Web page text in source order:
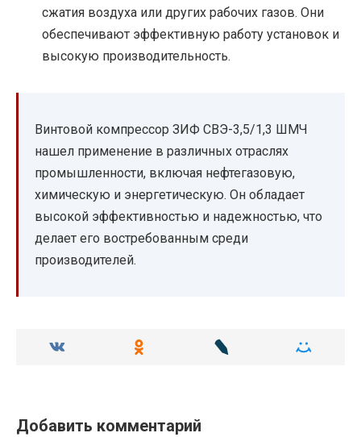
сжатия воздуха или других рабочих газов. Они
обеспечивают эффективную работу установок и
высокую производительность.
Винтовой компрессор ЗИФ СВЭ-3,5/1,3 ШМЧ
нашел применение в различных отраслях
промышленности, включая нефтегазовую,
химическую и энергетическую. Он обладает
высокой эффективностью и надежностью, что
делает его востребованным среди
производителей.
Добавить комментарий